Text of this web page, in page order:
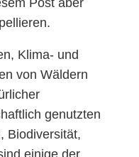
Klima- und
von Wäldern
genutzten
Biodiversität,